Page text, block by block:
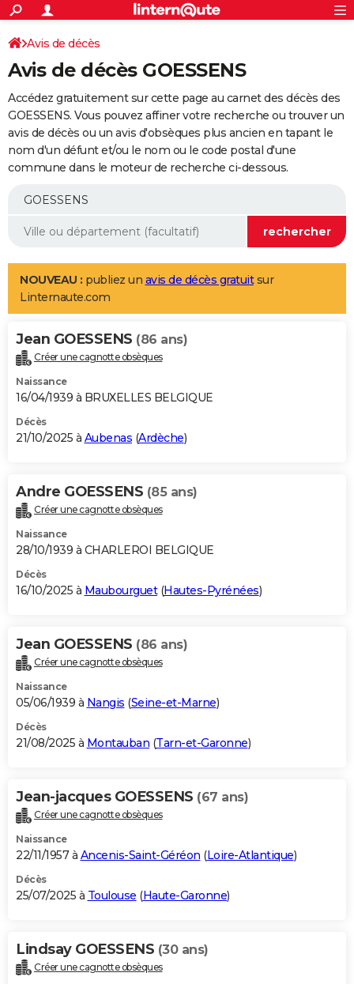
ACTUALITÉS
Politique
Société
Faits Divers
Education
Monde
Villes
+
SPORT
Coupe du monde 2026
Football
Tennis
Cyclisme
Rugby
Forum
Programme TV
TNT
Streaming
Cinéma
Sorties cinéma
Musique
+
FINANCE
Retraite
Epargne
Immobilier
Risques naturels par ville
Banque
Assurance
AUTO
Essais
Réserver un essai
Citadines
Berlines
SUV
Forum auto
+
Mobiles
Meilleur smartphone
Internet
Ordinateurs
Jeux vidéo
Guide high-tech
Aménagement intérieur
LIFESTYLE
Art de vivre
Bien-être
Loisirs
Mode
Modes de vie
Alimentation
Guide de la santé
Maladies
Médicaments
Sommeil
VOYAGE
Destinations
City break
Voyage nature
Voyage de noces
Forum
Climat
+PHOTO
GUIDES D'ACHAT
BONS PLANS
Carte de Noël
Carte Bonne année
Carte Saint-Valentin
Carte Pâques
Carte d'anniversaire
DICTIONNAIRE
Dictionnaire
Biographies
Citations
Expressions
Proverbes
PROGRAMME TV
S'inscrire
Se connecter
Lycées
Collèges
Primaires
Universités
Entreprises
Service militaire
Avis de recherche
AVIS DE DÉCÈS
Bricolage
Lifestyle
Culture
Sport
Auto
Television
Voyage
Cinema
Avis de décès
Avis de décès GOESSENS
Accédez gratuitement sur cette page au carnet des décès des
GOESSENS. Vous pouvez affiner votre recherche ou trouver un
avis de décès ou un avis d'obsèques plus ancien en tapant le
nom d'un défunt et/ou le nom ou le code postal d'une
commune dans le moteur de recherche ci-dessous.
NOUVEAU : publiez un avis de décès gratuitsur
Linternaute.com
Jean GOESSENS (86 ans)
Créer une cagnotte obsèques
Naissance
16/04/1939 à BRUXELLES BELGIQUE
Décès
21/10/2025 à Aubenas (Ardèche)
Andre GOESSENS (85 ans)
Créer une cagnotte obsèques
Naissance
28/10/1939 à CHARLEROI BELGIQUE
Décès
16/10/2025 à Maubourguet(Hautes-Pyrénées)
Jean GOESSENS (86 ans)
Créer une cagnotte obsèques
Naissance
05/06/1939 à Nangis (Seine-et-Marne)
Décès
21/08/2025 à Montauban (Tarn-et-Garonne)
Jean-jacques GOESSENS (67 ans)
Créer une cagnotte obsèques
Naissance
22/11/1957 à Ancenis-Saint-Géréon (Loire-Atlantique)
Décès
25/07/2025 à Toulouse (Haute-Garonne)
Lindsay GOESSENS (30 ans)
Créer une cagnotte obsèques